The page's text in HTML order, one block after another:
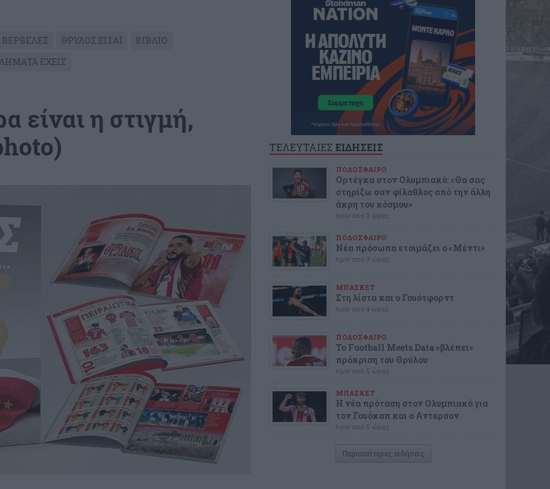
ΘΡΥΛΟΣ ΕΙΣΑΙ
ΒΙΒΛΙΟ
ΕΧΕΙΣ
είναι η στιγμή,
ΤΕΛΕΥΤΑΙΕΣ ΕΙΔΗΣΕΙΣ
ΠΟΔΟΣΦΑΙΡΟ
Ορτέγκα στον Ολυμπιακό: «Θα σας
στηρίζω σαν φίλαθλος από την άλλη
άκρη του κόσμου»
πριν από 3 ώρες
ΠΟΔΟΣΦΑΙΡΟ
Νέα πρόσωπα ετοιμάζει ο «Μέντι»
πριν από 3 ώρες
ΜΠΑΣΚΕΤ
Στη λίστα και ο Γουότφορντ
πριν από 4 ώρες
ΠΟΔΟΣΦΑΙΡΟ
Το Football Meets Data «βλέπει»
πρόκριση του Θρύλου
πριν από 5 ώρες
ΜΠΑΣΚΕΤ
Η νέα πρόταση στον Ολυμπιακό για
τον Γουόκαπ και ο Αντερσον
πριν από 5 ώρες
Περισσότερες ειδήσεις